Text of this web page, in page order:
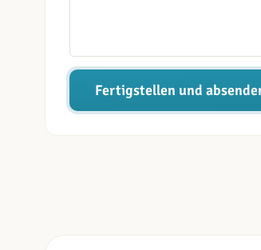
Fertigstellen und